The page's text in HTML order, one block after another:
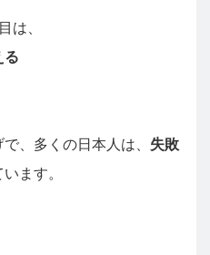
は、
る
、多くの日本人は、 失敗
ます。